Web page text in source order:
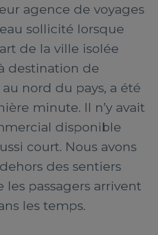
agence de voyages
sollicité lorsque
de la ville isolée
destination de
nord du pays, a été
minute. Il n’y avait
disponible
court. Nous avons
des sentiers
les passagers arrivent
les temps.